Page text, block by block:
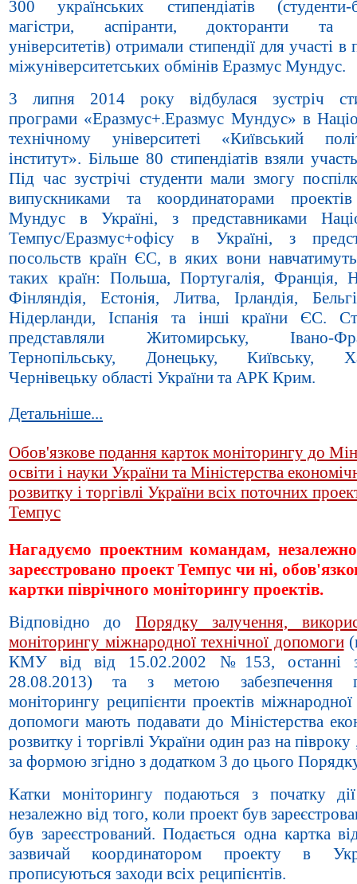
300 українських стипендіатів (студенти-
магістри, аспіранти, докторанти та
університетів) отримали стипендії для участі в
міжуніверситетських обмінів Еразмус Мундус.
3 липня 2014 року відбулася зустріч
програми «Еразмус+.Еразмус Мундус» в
технічному університеті «Київський
інститут». Більше 80 стипендіатів взяли
Під час зустрічі студенти мали змогу
випускниками та координаторами
Мундус в Україні, з представниками
Темпус/Еразмус+офісу в Україні, з
посольств країн ЄС, в яких вони
таких країн: Польша, Португалія, Франція,
Фінляндія, Естонія, Литва, Ірландія,
Нідерланди, Іспанія та інші країни ЄС.
представляли Житомирську, Івано-
Тернопільську, Донецьку, Київську,
Чернівецьку області України та АРК Крим.
Детальніше...
Обов'язкове подання карток моніторингу до
освіти і науки України та Міністерства
розвитку і торгівлі України всіх поточних
Темпус
Нагадуємо проектним командам,
зареєстровано проект Темпус чи ні,
картки піврічного моніторингу проектів.
Відповідно до Порядку залучення,
моніторингу міжнародної технічної допомоги
КМУ від від 15.02.2002 №153, останні
28.08.2013) та з метою забезпечення
моніторингу реципієнти проектів міжнародної
допомоги мають подавати до Міністерства
розвитку і торгівлі України один раз на півроку
за формою згідно з додатком 3 до цього
Катки моніторингу подаються з початку
незалежно від того, коли проект був
був зареєстрований. Подається одна картка
зазвичай координатором проекту в
прописуються заходи всіх реципієнтів.